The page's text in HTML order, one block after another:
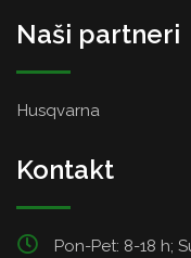
Naši partneri
Husqvarna
Kontakt
Pon-Pet: 8-18 h;